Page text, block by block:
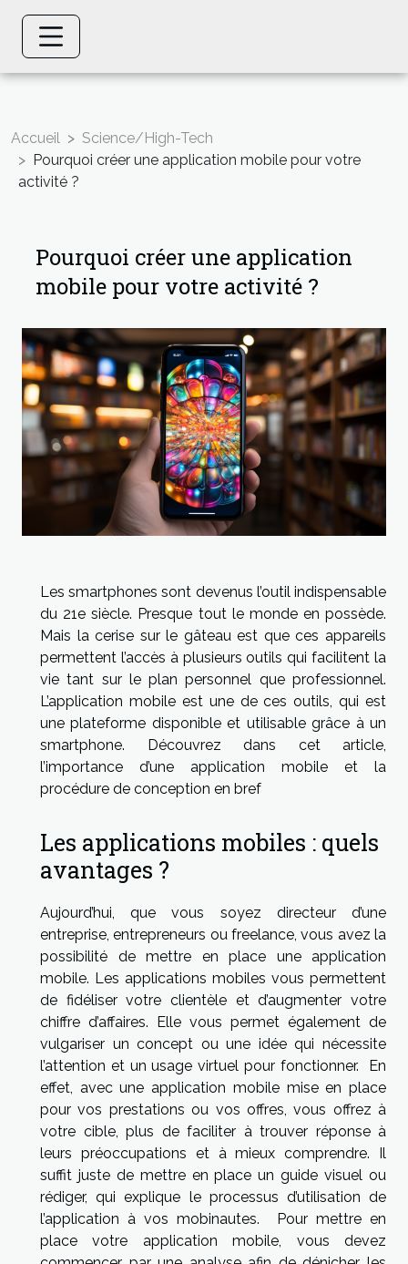
Accueil
Science/High-Tech
Pourquoi créer une application mobile pour votre
activité ?
Pourquoi créer une application
mobile pour votre activité ?
Les smartphones sont devenus l’outil indispensable
du 21e siècle. Presque tout le monde en possède.
Mais la cerise sur le gâteau est que ces appareils
permettent l’accès à plusieurs outils qui facilitent la
vie tant sur le plan personnel que professionnel.
L’application mobile est une de ces outils, qui est
une plateforme disponible et utilisable grâce à un
smartphone. Découvrez dans cet article,
l’importance d’une application mobile et la
procédure de conception en bref
Les applications mobiles : quels
avantages ?
Aujourd’hui, que vous soyez directeur d’une
entreprise, entrepreneurs ou freelance, vous avez la
possibilité de mettre en place une application
mobile. Les applications mobiles vous permettent
de fidéliser votre clientèle et d’augmenter votre
chiffre d’affaires. Elle vous permet également de
vulgariser un concept ou une idée qui nécessite
l’attention et un usage virtuel pour fonctionner. En
effet, avec une application mobile mise en place
pour vos prestations ou vos offres, vous offrez à
votre cible, plus de faciliter à trouver réponse à
leurs préoccupations et à mieux comprendre. Il
suffit juste de mettre en place un guide visuel ou
rédiger, qui explique le processus d’utilisation de
l’application à vos mobinautes. Pour mettre en
place votre application mobile, vous devez